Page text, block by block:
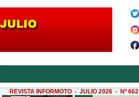
REVISTA INFORMOTO - JULIO 2026 - Nº 662